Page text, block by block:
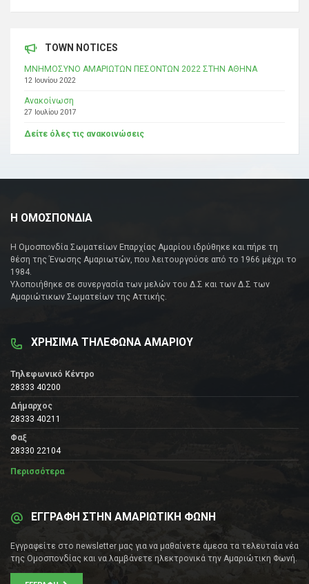
TOWN NOTICES
ΜΝΗΜΟΣΥΝΟ ΑΜΑΡΙΩΤΩΝ ΠΕΣΟΝΤΩΝ 2022 ΣΤΗΝ ΑΘΗΝΑ
12 Ιουνίου 2022
Ανακοίνωση
27 Ιουλίου 2017
Δείτε όλες τις ανακοινώσεις
Η ΟΜΟΣΠΟΝΔΙΑ
Η Ομοσπονδία Σωματείων Επαρχίας Αμαρίου ιδρύθηκε και πήρε τη
θέση της Ένωσης Αμαριωτών, που λειτουργούσε από το 1966 μέχρι το
1984.
Υλοποιήθηκε σε συνεργασία των μελών του Δ.Σ και των Δ.Σ των
Αμαριώτικων Σωματείων της Αττικής.
ΧΡΗΣΙΜΑ ΤΗΛΕΦΩΝΑ ΑΜΑΡΙΟΥ
Τηλεφωνικό Κέντρο
28333 40200
Δήμαρχος
28333 40211
Φαξ
28330 22104
Περισσότερα
ΕΓΓΡΑΦΗ ΣΤΗΝ ΑΜΑΡΙΩΤΙΚΗ ΦΩΝΗ
Εγγραφείτε στο newsletter μας για να μαθαίνετε άμεσα τα τελευταία νέα
της Ομοσπονδίας και να λαμβάνετε ηλεκτρονικά την Αμαριώτικη Φωνή.